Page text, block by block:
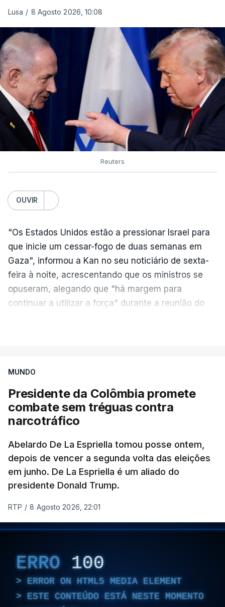
Lusa / 8 Agosto 2026, 10:08
Reuters
OUVIR
"Os Estados Unidos estão a pressionar Israel para
que inicie um cessar-fogo de duas semanas em
Gaza", informou a Kan no seu noticiário de sexta-
feira à noite, acrescentando que os ministros se
opuseram, alegando que "há margem para
continuar a utilizar a força" durante a reunião do
aplicação do plano de desarmamento do Hamas.
Além disso, o correspondente do canal de
televisão israelita i24News, que também teve
acesso às deliberações do Gabinete, recordou na
autorização formal de Israel para a entrada em
Gaza da Força Internacional de Estabilização, um
contingente multinacional proposto no âmbito do
Conselho da Paz promovido por Trump.
informaram, após a reunião do Gabinete de
Netanyahu exigiu durante a sessão de quinta-feira
a retoma dos ataques aéreos em Gaza,
interrompidos desde segunda-feira.
MUNDO
Presidente da Colômbia promete
combate sem tréguas contra
narcotráfico
Abelardo De La Espriella tomou posse ontem,
depois de vencer a segunda volta das eleições
em junho. De La Espriella é um aliado do
presidente Donald Trump.
RTP / 8 Agosto 2026, 22:01
ERRO 100
ERROR ON HTML5 MEDIA ELEMENT
ESTE CONTEÚDO ESTÁ NESTE MOMENTO